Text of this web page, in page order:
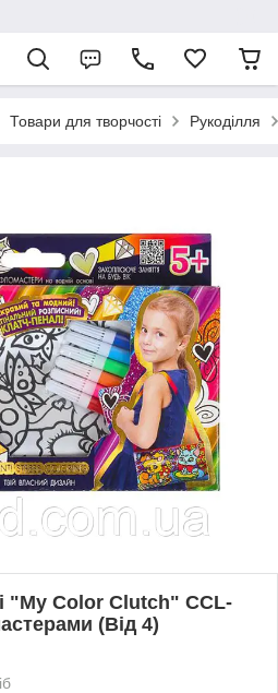
Товари для творчості Рукоділля
"My Color Clutch" CCL-
(Від 4)